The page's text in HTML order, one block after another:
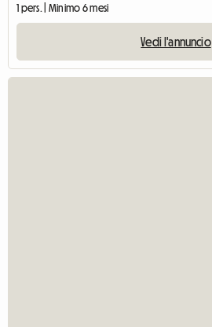
1 pers. | Minimo 6 mesi
Vedi l'annuncio